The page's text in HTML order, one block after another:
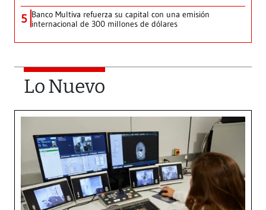
5 Banco Multiva refuerza su capital con una emisión
internacional de 300 millones de dólares
Lo Nuevo